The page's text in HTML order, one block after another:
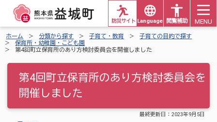
Languages 閲覧補助
防災サイト MENU
ホーム 分類から探す 子育て・教育
子育ての目的で探す
保育所・幼稚園・こども園
第4回町立保育所のあり方検討委員会を開催しました
第4回町立保育所のあり方検討委員会を
開催しました
最終更新日： 2023年9月5日